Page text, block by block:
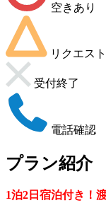
空きあり
リクエスト
受付終了
電話確認
プラン紹介
1泊2日宿泊付き！